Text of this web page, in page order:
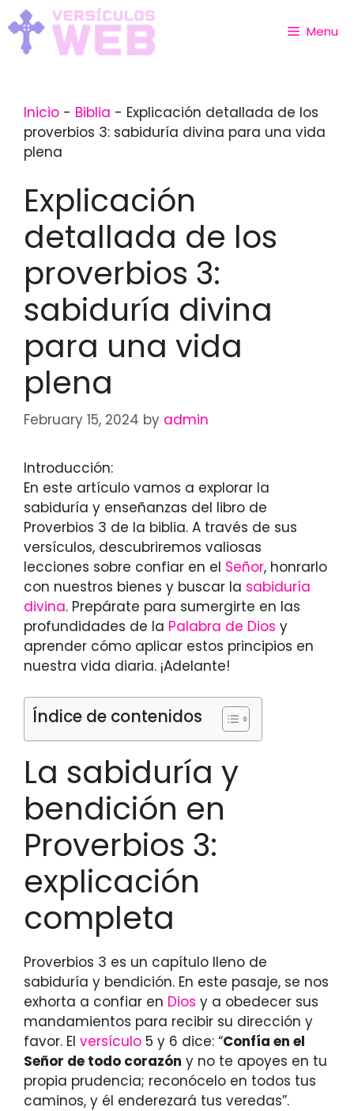
Skip
to
content
Menu
Inicio - Biblia - Explicación detallada de los
proverbios 3: sabiduría divina para una vida
plena
Explicación
detallada de los
proverbios 3:
sabiduría divina
para una vida
plena
February 15, 2024 by admin
Introducción:
En este artículo vamos a explorar la
sabiduría y enseñanzas del libro de
Proverbios 3 de la biblia. A través de sus
versículos, descubriremos valiosas
lecciones sobre confiar en el Señor, honrarlo
con nuestros bienes y buscar la sabiduría
divina. Prepárate para sumergirte en las
profundidades de la Palabra de Dios y
aprender cómo aplicar estos principios en
nuestra vida diaria. ¡Adelante!
Índice de contenidos
La sabiduría y
bendición en
Proverbios 3:
explicación
completa
Proverbios 3 es un capítulo lleno de
sabiduría y bendición. En este pasaje, se nos
exhorta a confiar en Dios y a obedecer sus
mandamientos para recibir su dirección y
favor. El versículo 5 y 6 dice: “Confía en el
Señor de todo corazón y no te apoyes en tu
propia prudencia; reconócelo en todos tus
caminos, y él enderezará tus veredas”.